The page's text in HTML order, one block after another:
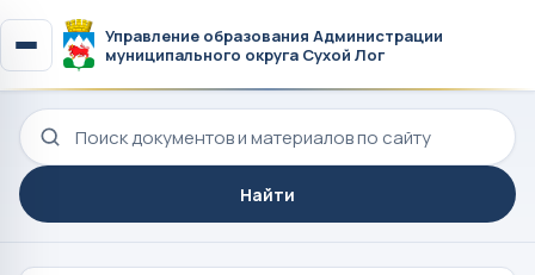
Управление образования Администрации
муниципального округа Сухой Лог
Поиск по сайту
Найти